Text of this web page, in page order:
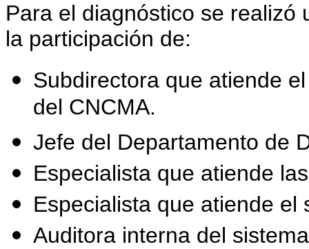
Para el diagnóstico se realizó
la participación de:
Subdirectora que atiende
del CNCMA.
Jefe del Departamento de
Especialista que atiende
Especialista que atiende
Auditora interna del